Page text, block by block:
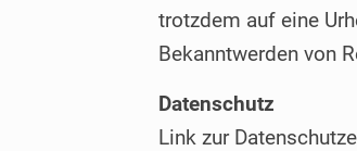
trotzdem auf eine
Bekanntwerden von
Datenschutz
Link zur